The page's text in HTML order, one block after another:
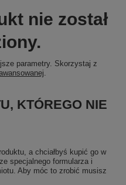
nie został
parametry. Skorzystaj z
.
KTÓREGO NIE
a chciałbyś kupić go w
specjalnego formularza i
Aby móc to zrobić musisz